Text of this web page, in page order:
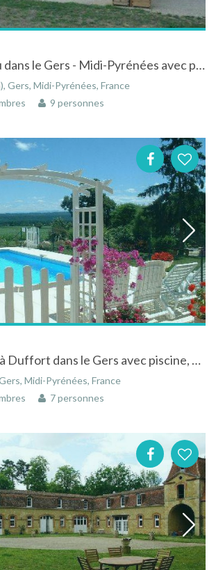
Gîte à Riguepeu dans le Gers - Midi-Pyrénées avec piscine
Gers, Midi-Pyrénées, France
9 personnes
Gîte "Lorianzo" à Duffort dans le Gers avec piscine, aire de jeux et vue panoramique sur Pyrénées
Midi-Pyrénées, France
7 personnes